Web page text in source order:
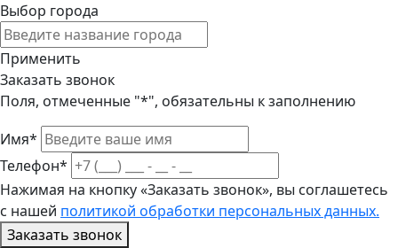
Выбор города
Применить
Заказать звонок
Поля, отмеченные "*", обязательны к заполнению
Имя*
Телефон*
Нажимая на кнопку «Заказать звонок», вы соглашетесь
с нашей политикой обработки персональных данных.
Заказать звонок